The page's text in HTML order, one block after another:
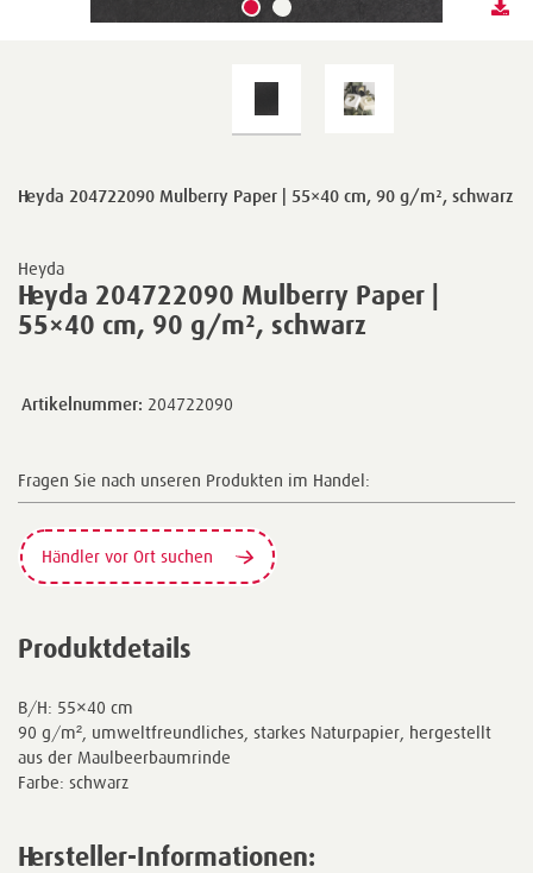
Heyda
Heyda 204722090 Mulberry Paper |
55×40 cm, 90 g/m², schwarz
Heyda 204722090 Mulberry Paper | 55×40 cm, 90 g/m², schwarz
Artikelnummer: 204722090
Fragen Sie nach unseren Produkten im Handel:
Händler vor Ort suchen
Produktdetails
B/H: 55×40 cm
90 g/m², umweltfreundliches, starkes Naturpapier, hergestellt
aus der Maulbeerbaumrinde
Farbe: schwarz
Hersteller-Informationen: